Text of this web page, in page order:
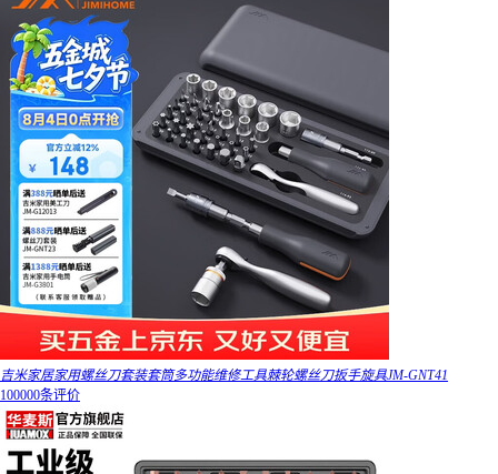
吉米家居家用螺丝刀套装套筒多功能维修工具棘轮螺丝刀扳手旋具JM-GNT41
100000条评价